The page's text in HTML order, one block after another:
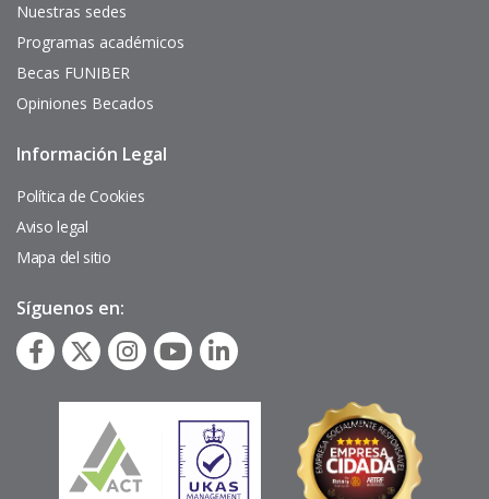
Nuestras sedes
Programas académicos
Becas FUNIBER
Opiniones Becados
Pie
página
Información Legal
Política de Cookies
Aviso legal
Mapa del sitio
Síguenos en: